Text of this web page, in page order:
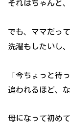
それはちゃんと
でも、ママだっ
洗濯もしたいし
「今ちょっと待
追われるほど、
母になって初め